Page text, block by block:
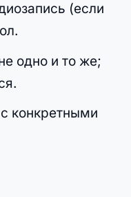
(если
одно и то же;
конкретными